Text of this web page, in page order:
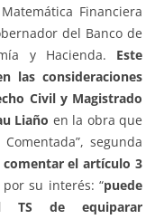
Financiera
del Banco de
y Hacienda. Este
las consideraciones
Civil y Magistrado
Liaño en la obra que
segunda
comentar el artículo 3
su interés: “puede
TS de equiparar